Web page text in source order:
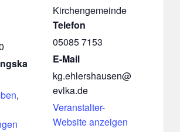
,
Kirchengemeinde
Telefon
05085 7153
E-Mail
kg.ehlershausen@
evlka.de
Veranstalter-
Website anzeigen